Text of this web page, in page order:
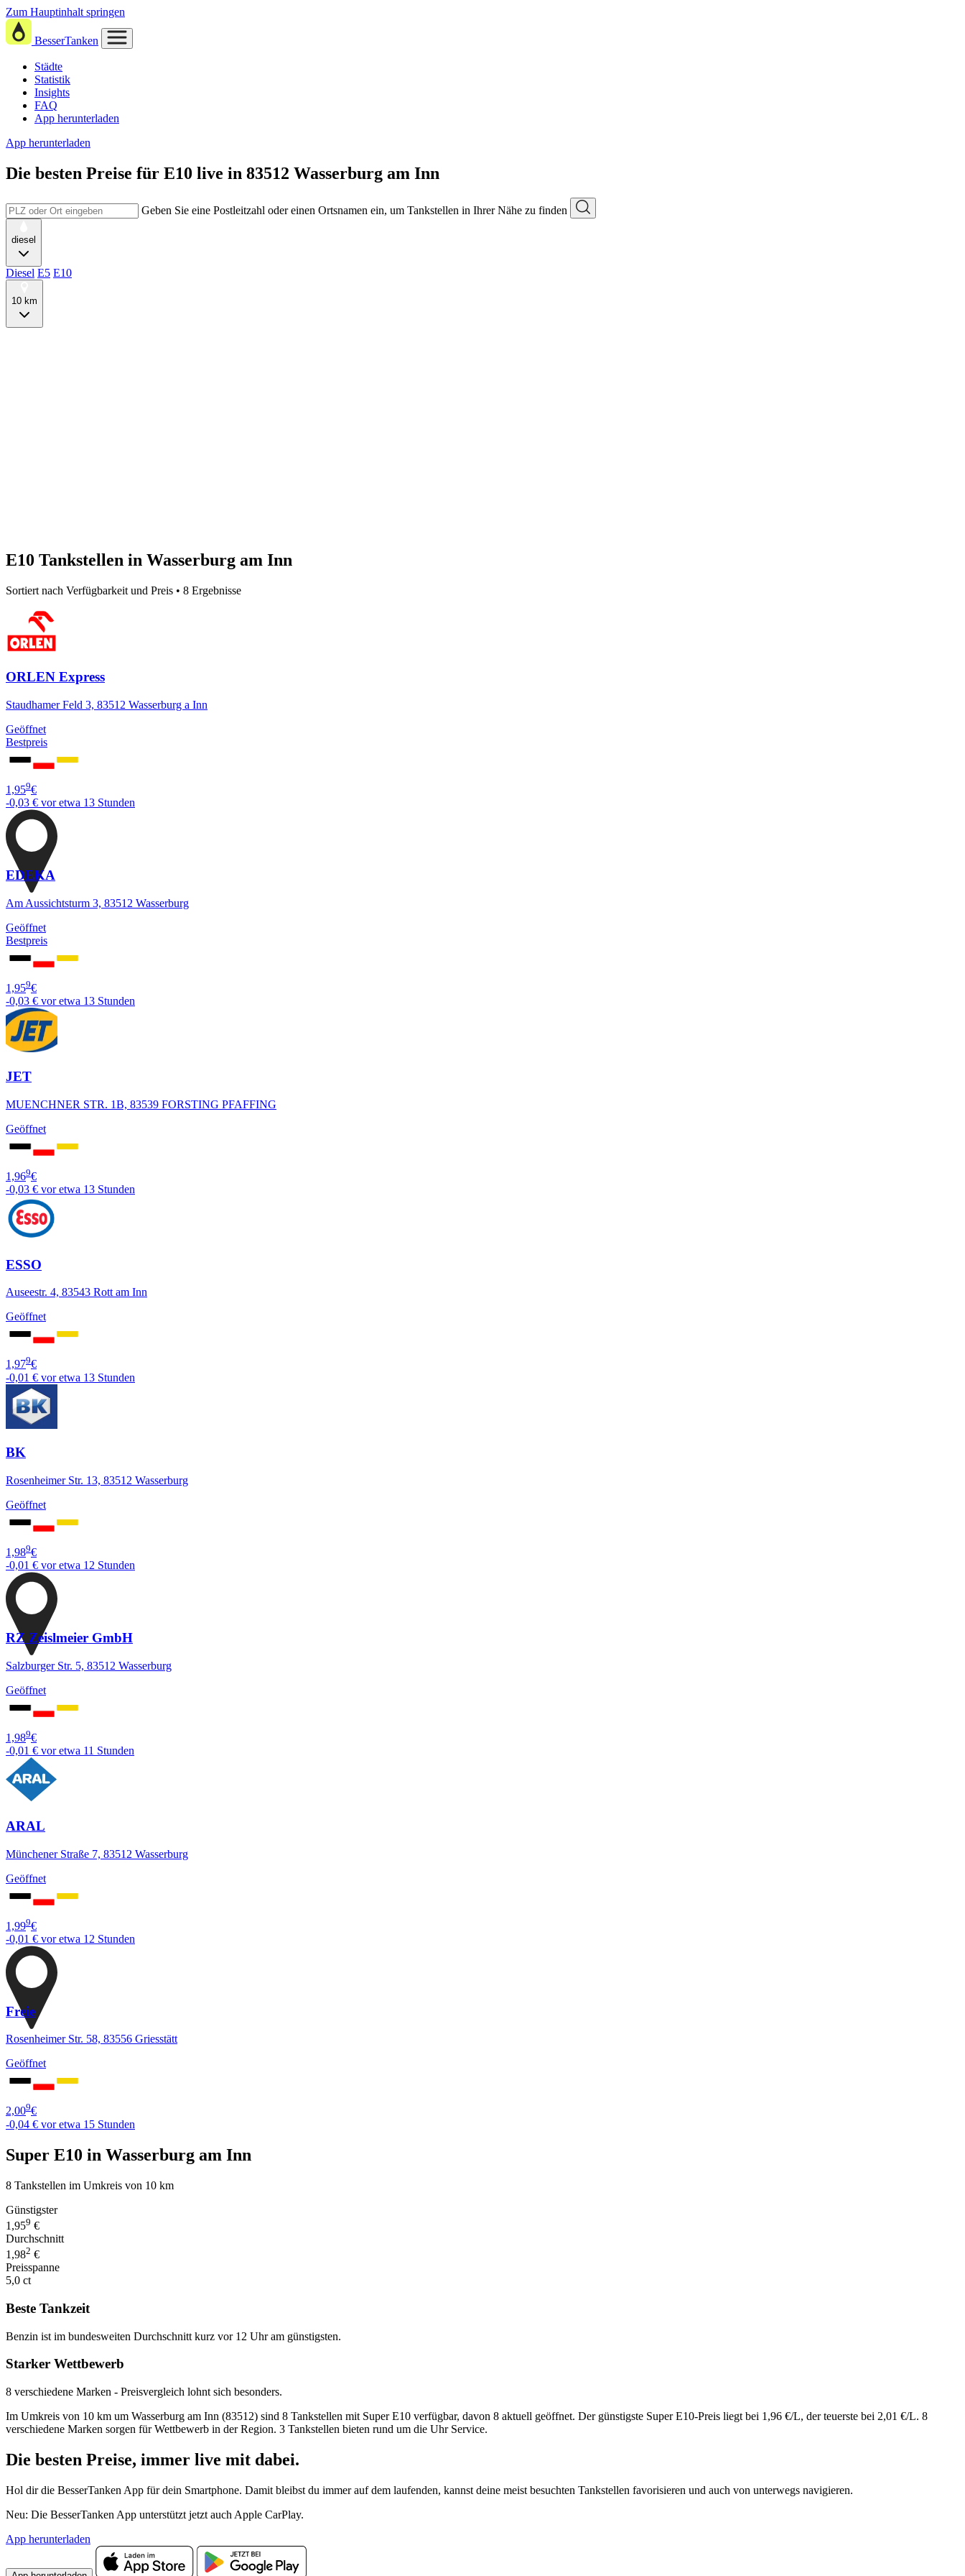
Zum Hauptinhalt springen
BesserTanken
Städte
Statistik
Insights
FAQ
App herunterladen
App herunterladen
Die besten Preise für E10 live in 83512 Wasserburg am Inn
Geben Sie eine Postleitzahl oder einen Ortsnamen ein, um Tankstellen in Ihrer Nähe zu finden
diesel
Diesel E5 E10
10 km
E10 Tankstellen in Wasserburg am Inn
Sortiert nach Verfügbarkeit und Preis • 8 Ergebnisse
ORLEN Express
Staudhamer Feld 3, 83512 Wasserburg a Inn
Geöffnet
Bestpreis
1,959€
-0,03 € vor etwa 13 Stunden
EDEKA
Am Aussichtsturm 3, 83512 Wasserburg
Geöffnet
Bestpreis
1,959€
-0,03 € vor etwa 13 Stunden
JET
MUENCHNER STR. 1B, 83539 FORSTING PFAFFING
Geöffnet
1,969€
-0,03 € vor etwa 13 Stunden
ESSO
Auseestr. 4, 83543 Rott am Inn
Geöffnet
1,979€
-0,01 € vor etwa 13 Stunden
BK
Rosenheimer Str. 13, 83512 Wasserburg
Geöffnet
1,989€
-0,01 € vor etwa 12 Stunden
RZ Zeislmeier GmbH
Salzburger Str. 5, 83512 Wasserburg
Geöffnet
1,989€
-0,01 € vor etwa 11 Stunden
ARAL
Münchener Straße 7, 83512 Wasserburg
Geöffnet
1,999€
-0,01 € vor etwa 12 Stunden
Freie
Rosenheimer Str. 58, 83556 Griesstätt
Geöffnet
2,009€
-0,04 € vor etwa 15 Stunden
Super E10 in Wasserburg am Inn
8 Tankstellen im Umkreis von 10 km
Günstigster
1,959 €
Durchschnitt
1,982 €
Preisspanne
5,0 ct
Beste Tankzeit
Benzin ist im bundesweiten Durchschnitt kurz vor 12 Uhr am günstigsten.
Starker Wettbewerb
8 verschiedene Marken - Preisvergleich lohnt sich besonders.
Im Umkreis von 10 km um Wasserburg am Inn (83512) sind 8 Tankstellen mit Super E10 verfügbar, davon 8 aktuell geöffnet. Der günstigste Super E10-Preis liegt bei 1,96 €/L, der teuerste bei 2,01 €/L. 8
verschiedene Marken sorgen für Wettbewerb in der Region. 3 Tankstellen bieten rund um die Uhr Service.
Die besten Preise, immer live mit dabei.
Hol dir die BesserTanken App für dein Smartphone. Damit bleibst du immer auf dem laufenden, kannst deine meist besuchten Tankstellen favorisieren und auch von unterwegs navigieren.
Neu: Die BesserTanken App unterstützt jetzt auch Apple CarPlay.
App herunterladen